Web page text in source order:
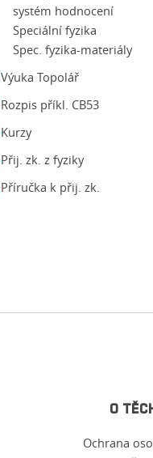
systém hodnocení
Speciální fyzika
Spec. fyzika-materiály
Výuka Topolář
Rozpis příkl. CB53
Kurzy
Přij. zk. z fyziky
Příručka k přij. zk.
O
Ochrana